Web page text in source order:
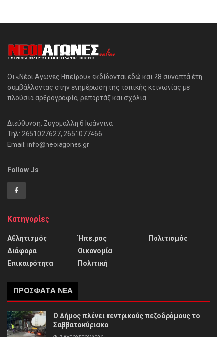
Οι «Νέοι Αγώνες Ηπείρου» εκδίδονται εδώ και 28 συναπτά έτη
συμβάλλοντας στην ενημέρωση της τοπικής κοινωνίας με
πλούσια αρθρογραφία, ρεπορτάζ και σχόλια.
Διεύθυνση: Ζυγομάλλη 6 Ιωάννινα
Τηλ: 2651027627, 2651077466
Email: info@neoiagones.gr
Follow Us
Κατηγορίες
Αθλητισμός
Διάφορα
Επικαιρότητα
Ήπειρος
Οικονομία
Πολιτική
Πολιτισμός
ΠΡΌΣΦΑΤΑ ΝΈΑ
Ο Δήμος πλένει κεντρικούς πεζοδρόμους το
Σαββατοκύριακο